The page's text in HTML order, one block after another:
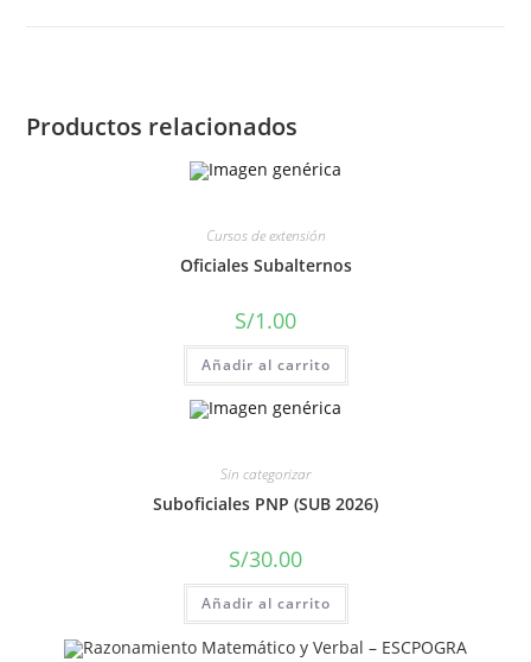
Productos relacionados
Cursos de extensión
Oficiales Subalternos
S/1.00
Añadir al carrito
Sin categorizar
Suboficiales PNP (SUB 2026)
S/30.00
Añadir al carrito